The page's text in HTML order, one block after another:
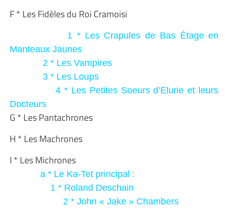
F * Les Fidèles du Roi Cramoisi
1 * Les Crapules de Bas Étage en
Manteaux Jaunes
2 * Les Vampires
3 * Les Loups
4 * Les Petites Soeurs d’Elurie et leurs
Docteurs
G * Les Pantachrones
H * Les Machrones
I * Les Michrones
a * Le Ka-Tet principal :
1 * Roland Deschain
2 * John « Jake » Chambers